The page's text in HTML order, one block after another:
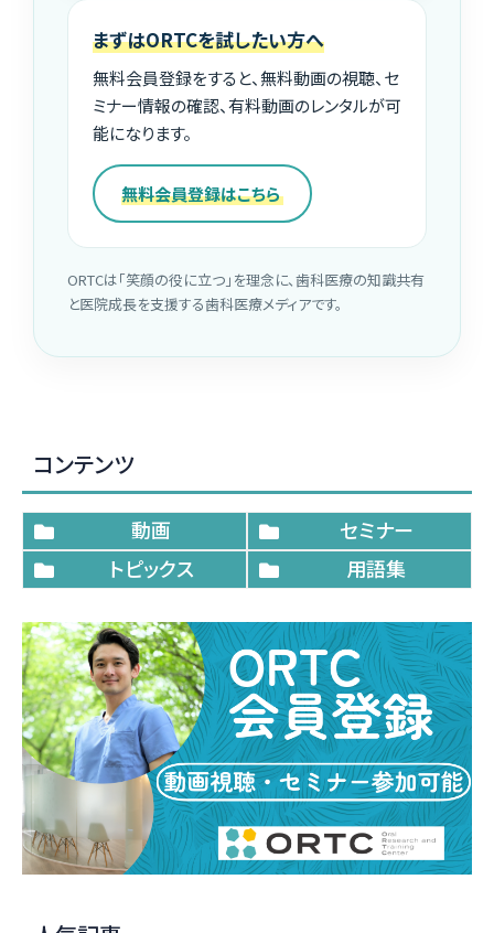
まずはORTCを試したい方へ
無料会員登録をすると、無料動画の視聴、セ
ミナー情報の確認、有料動画のレンタルが可
能になります。
無料会員登録はこちら
ORTCは「笑顔の役に立つ」を理念に、歯科医療の知識共有
と医院成長を支援する歯科医療メディアです。
コンテンツ
動画
セミナー
トピックス
用語集